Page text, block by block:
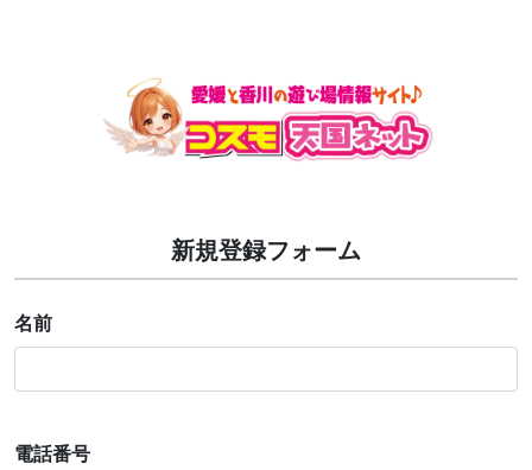
新規登録フォーム
名前
電話番号